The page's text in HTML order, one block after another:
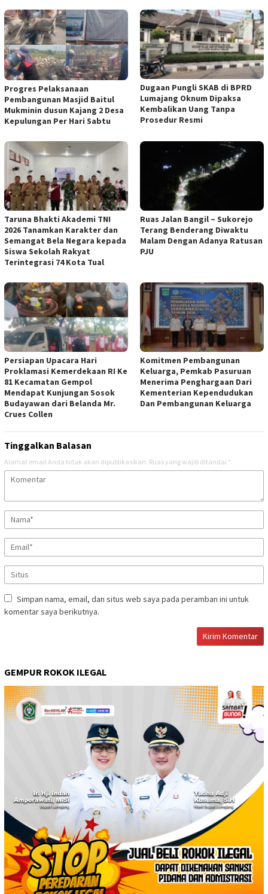
Progres Pelaksanaan
Pembangunan Masjid Baitul
Mukminin dusun Kajang 2 Desa
Kepulungan Per Hari Sabtu
Dugaan Pungli SKAB di BPRD
Lumajang Oknum Dipaksa
Kembalikan Uang Tanpa
Prosedur Resmi
Taruna Bhakti Akademi TNI
2026 Tanamkan Karakter dan
Semangat Bela Negara kepada
Siswa Sekolah Rakyat
Terintegrasi 74 Kota Tual
Ruas Jalan Bangil – Sukorejo
Terang Benderang Diwaktu
Malam Dengan Adanya Ratusan
PJU
Persiapan Upacara Hari
Proklamasi Kemerdekaan RI Ke
81 Kecamatan Gempol
Mendapat Kunjungan Sosok
Budayawan dari Belanda Mr.
Crues Collen
Komitmen Pembangunan
Keluarga, Pemkab Pasuruan
Menerima Penghargaan Dari
Kementerian Kependudukan
Dan Pembangunan Keluarga
Tinggalkan Balasan
Alamat email Anda tidak akan dipublikasikan. Ruas yang wajib ditandai *
Simpan nama, email, dan situs web saya pada peramban ini untuk
komentar saya berikutnya.
GEMPUR ROKOK ILEGAL